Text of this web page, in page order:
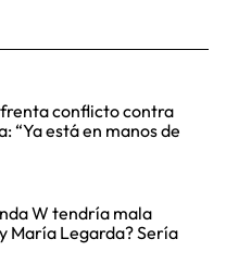
conflicto contra
“Ya está en manos de
W tendría mala
María Legarda? Sería